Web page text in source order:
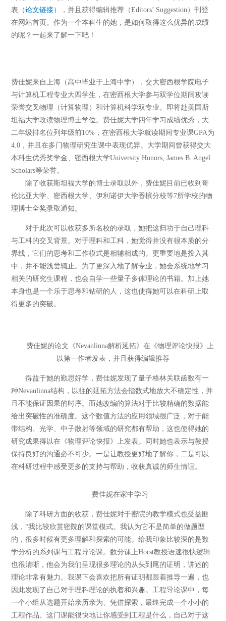
表（论文链接），并且获得编辑推荐（Editors’ Suggestion）刊登
在网站首页。作为一个本科生的她，是如何取得这么优异的成绩
的呢？一起来了解一下吧！
费佳妮来自上海（高中毕业于上海中学），交大密西根学院电子
与计算机工程专业大四学生，在密西根大学参与双学位期间攻读
荣誉交叉物理（计算物理）和计算机科学双专业。即将赴美国斯
坦福大学攻读物理博士学位。费佳妮大学四年学习成绩优秀，大
二年级排名位列年级前10%，在密西根大学就读期间专业课GPA为
4.0，并且在多门物理研究生课中表现优异。大学期间曾获得交大
本科生优秀奖学金、密西根大学University Honors, James B. Angel
Scholars等荣誉。
除了收获斯坦福大学的博士录取以外，费佳妮目前已收到哥
伦比亚大学、密西根大学、伊利诺伊大学香槟分校等7所学校的物
理博士全奖录取通知。
对于此次可以收获多所名校的录取，她把这归功于自己理科
与工科的交叉背景。对于理科和工科，她觉得并没有很本质的分
界线，它们的思考和工作模式是相辅相成的。更重要地是投入其
中，并不能浅尝辄止。为了更深入地了解专业，她会系统地学习
相关的研究生课程，也会自学一些量子多体理论的书籍。加上她
本身也是一个乐于思考和钻研的人，这也使得她可以在科研上取
得更多的突破。
费佳妮的论文《Nevanlinna解析延拓》在《物理评论快报》上
以第一作者发表，并且获得编辑推荐
得益于她的勤思好学，费佳妮发现了量子格林关联函数有一
种Nevanlinna结构，以往的延拓方法会指数式地放大不确定性，并
且不能保证因果的时序。而她改编的算法对于比较精确的数据能
给出突破性的准确度。这个数值方法的应用领域很广泛，对于能
带结构、光学、中子散射等领域的研究都有帮助，这也使得她的
研究成果得以在《物理评论快报》上发表。同时她也表示与教授
保持良好的沟通必不可少。一是让教授更好地了解你，二是可以
在科研过程中感受更多的支持与帮助，收获真诚的师生情谊。
费佳妮在家中学习
除了科研方面的收获，费佳妮对于密院的教学模式也受益匪
浅，“我比较欣赏密院的课堂模式。我认为它不是简单的做题型
的，很多时候有更多理解和探索的可能。给我印象比较深的是数
学分析的系列课与工程导论课。数分课上Horst教授语速很快逻辑
也很清晰，他会为我们呈现很多理论的从头到尾的证明，讲述的
理论非常有魅力。我课下会喜欢把所有证明都跟着推导一遍，也
因此发现了自己对于理科理论的执着和兴趣。工程导论课中，每
一个小组从选题开始亲历亲为、凭借探索，最终完成一个小小的
工程作品。这门课能很快地让你感受到工程是什么，自己对于这